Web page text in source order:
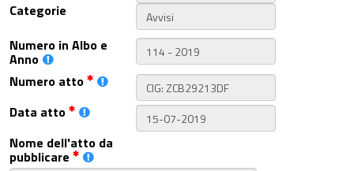
Categorie
Numero in Albo e
Anno
Numero atto
Data atto
Nome dell'atto da
pubblicare